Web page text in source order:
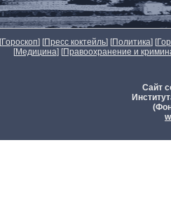
[Гороскоп] [Пресс коктейль] [Политика] [
[Медицина] [Правоохранение и
Сайт